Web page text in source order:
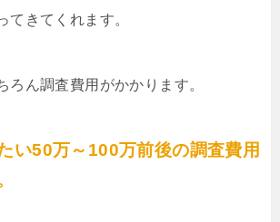
てきてくれます。
ろん調査費用がかかります。
い50万～100万前後の調査費用